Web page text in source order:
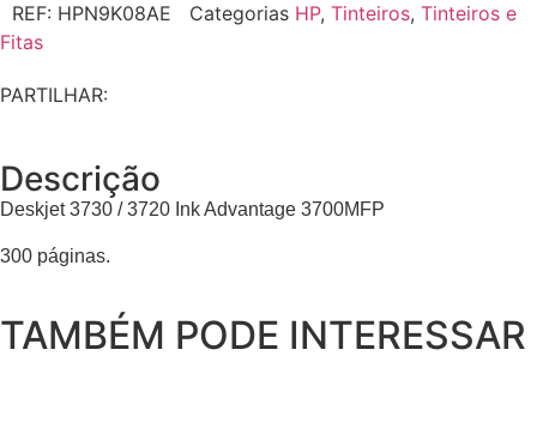
REF: HPN9K08AE Categorias HP, Tinteiros, Tinteiros e
Fitas
PARTILHAR:
Descrição
Deskjet 3730 / 3720 Ink Advantage 3700MFP
300 páginas.
TAMBÉM PODE INTERESSAR